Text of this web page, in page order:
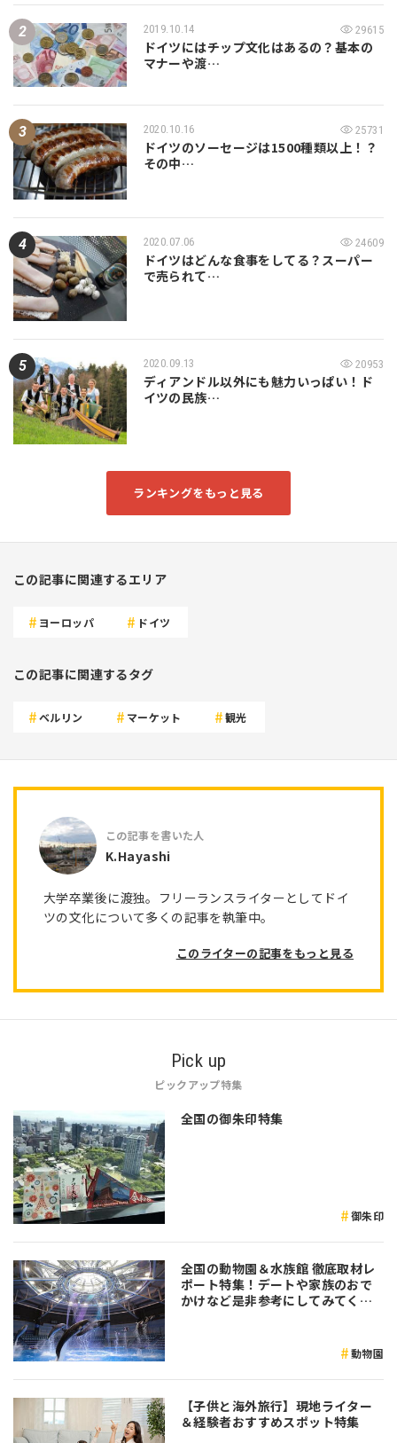
2019.10.14 29615
ドイツにはチップ文化はあるの？基本の
マナーや渡…
2020.10.16 25731
ドイツのソーセージは1500種類以上！？
その中…
2020.07.06 24609
ドイツはどんな食事をしてる？スーパー
で売られて…
2020.09.13 20953
ディアンドル以外にも魅力いっぱい！ド
イツの民族…
ランキングをもっと見る
この記事に関連するエリア
ヨーロッパ ドイツ
この記事に関連するタグ
ベルリン マーケット 観光
K.Hayashi
大学卒業後に渡独。フリーランスライターとしてドイ
ツの文化について多くの記事を執筆中。
このライターの記事をもっと見る
Pick up
ピックアップ特集
全国の御朱印特集
御朱印
全国の動物園＆水族館 徹底取材レ
ポート特集！デートや家族のおで
かけなど是非参考にしてみてくだ
動物園
【子供と海外旅行】現地ライター
＆経験者おすすめスポット特集